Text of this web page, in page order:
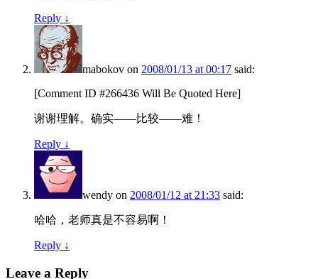
Reply ↓
mabokov on 2008/01/13 at 00:17 said:
[Comment ID #266436 Will Be Quoted Here]
谢谢理解。确实——比较——难！
Reply ↓
wendy on 2008/01/12 at 21:33 said:
哈哈，老师真是不容易啊！
Reply ↓
Leave a Reply